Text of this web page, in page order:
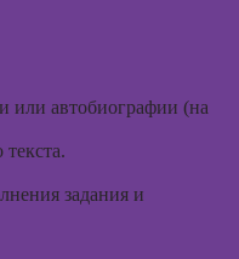
или автобиографии (на
задания и